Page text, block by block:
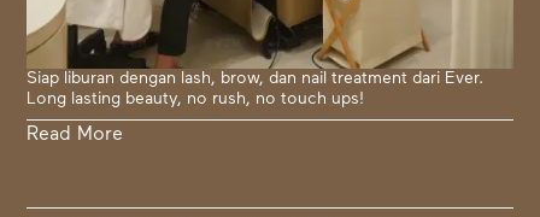
Siap liburan dengan lash, brow, dan nail treatment dari Ever.
Long lasting beauty, no rush, no touch ups!
Read More